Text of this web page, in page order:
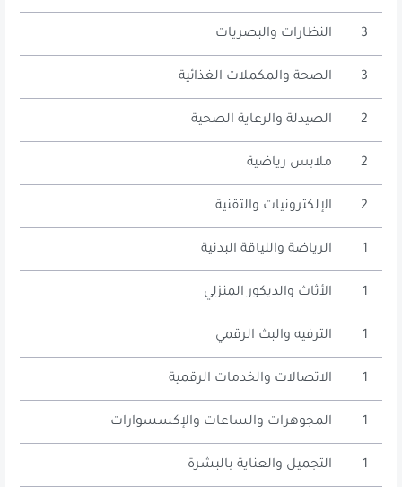
النظارات والبصريات 3
الصحة والمكملات الغذائية 3
الصيدلة والرعاية الصحية 2
ملابس رياضية 2
الإلكترونيات والتقنية 2
الرياضة واللياقة البدنية
الأثاث والديكور المنزلي
الترفيه والبث الرقمي
الاتصالات والخدمات الرقمية
المجوهرات والساعات والإكسسوارات
التجميل والعناية بالبشرة